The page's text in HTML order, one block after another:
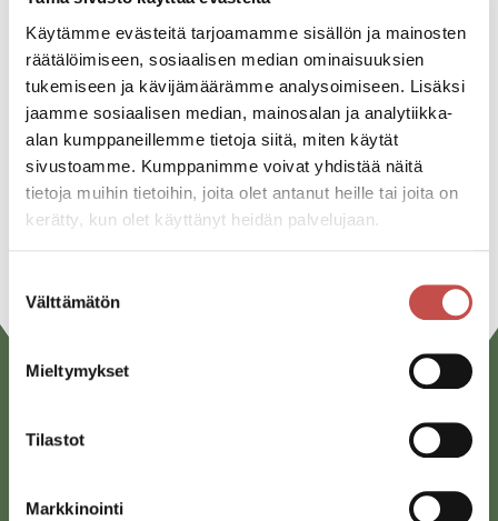
Käytämme evästeitä tarjoamamme sisällön ja mainosten
räätälöimiseen, sosiaalisen median ominaisuuksien
tukemiseen ja kävijämäärämme analysoimiseen. Lisäksi
jaamme sosiaalisen median, mainosalan ja analytiikka-
alan kumppaneillemme tietoja siitä, miten käytät
sivustoamme. Kumppanimme voivat yhdistää näitä
tietoja muihin tietoihin, joita olet antanut heille tai joita on
kerätty, kun olet käyttänyt heidän palvelujaan.
valinta
Välttämätön
Mieltymykset
Tilastot
Markkinointi
Jaa tapahtuma:
Facebook
Twitter
Linkedin
URL